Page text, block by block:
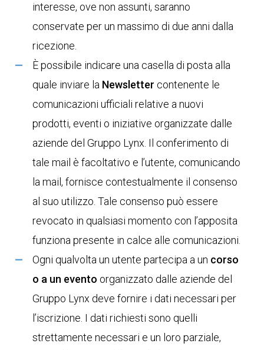
interesse, ove non assunti, saranno
conservate per un massimo di due anni dalla
ricezione.
È possibile indicare una casella di posta alla
quale inviare la Newsletter contenente le
comunicazioni ufficiali relative a nuovi
prodotti, eventi o iniziative organizzate dalle
aziende del Gruppo Lynx. Il conferimento di
tale mail è facoltativo e l’utente, comunicando
la mail, fornisce contestualmente il consenso
al suo utilizzo. Tale consenso può essere
revocato in qualsiasi momento con l’apposita
funziona presente in calce alle comunicazioni.
Ogni qualvolta un utente partecipa a un corso
o a un evento organizzato dalle aziende del
Gruppo Lynx deve fornire i dati necessari per
l’iscrizione. I dati richiesti sono quelli
strettamente necessari e un loro parziale,